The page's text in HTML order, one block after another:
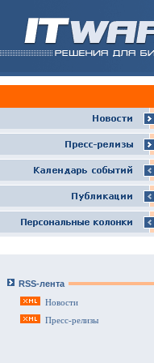
RSS-лента
Новости
Пресс-релизы